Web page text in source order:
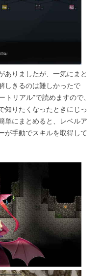
ありましたが、一気にまと
しきるのは難しかったで
リアル”で読めますので、
知りたくなったときにじっ
単にまとめると、レベルア
が手動でスキルを取得して